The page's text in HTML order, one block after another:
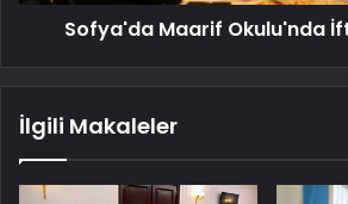
Sofya'da Maarif Okulu'nda
İlgili Makaleler